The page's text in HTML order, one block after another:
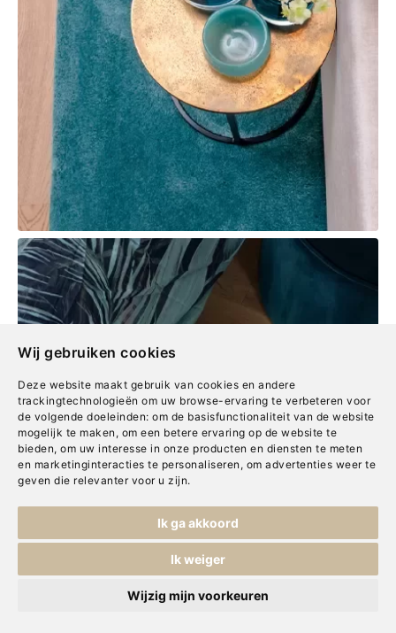
Wij gebruiken cookies
Deze website maakt gebruik van cookies en andere
trackingtechnologieën om uw browse-ervaring te verbeteren voor
de volgende doeleinden: om de basisfunctionaliteit van de website
mogelijk te maken , om een betere ervaring op de website te
bieden, om uw interesse in onze producten en diensten te meten
en marketinginteracties te personaliseren , om advertenties weer te
geven die relevanter voor u zijn.
Ik ga akkoord
Ik weiger
Wijzig mijn voorkeuren